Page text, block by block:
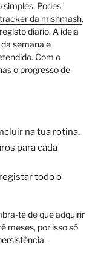
Podes
da mishmash,
diário. A ideia
semana e
Com o
o progresso de
na tua rotina.
para cada
todo o
te de que adquirir
meses, por isso só